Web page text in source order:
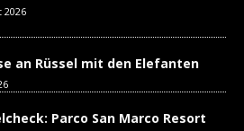
2026
an Rüssel mit den Elefanten
Parco San Marco Resort